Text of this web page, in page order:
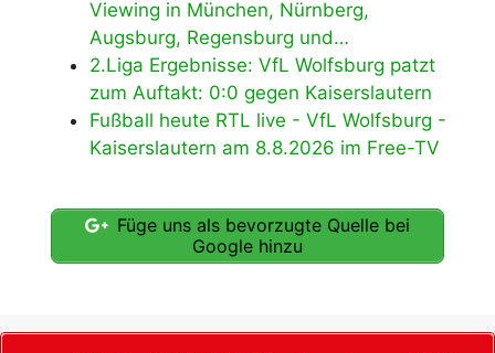
Viewing in München, Nürnberg,
Augsburg, Regensburg und…
2.Liga Ergebnisse: VfL Wolfsburg patzt
zum Auftakt: 0:0 gegen Kaiserslautern
Fußball heute RTL live - VfL Wolfsburg -
Kaiserslautern am 8.8.2026 im Free-TV
Füge uns als bevorzugte Quelle bei
Google hinzu